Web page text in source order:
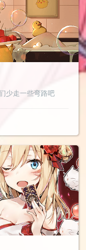
少走一些弯路吧